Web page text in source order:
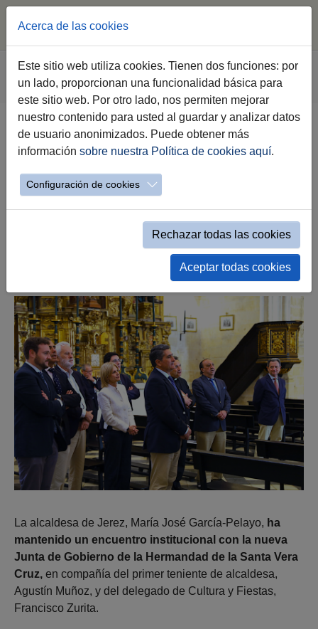
Saltar al contenido principal
Estás aquí:
Jerez.es Especiales
La Semana Santa
Evento simple Novedades Semana Santa
La alcaldesa estrecha lazos de
colaboración con la nueva Junta
de Gobierno de la Hermandad de
La alcaldesa de Jerez, María José García-Pelayo, ha
mantenido un encuentro institucional con la nueva
Junta de Gobierno de la Hermandad de la Santa Vera
Cruz, en compañía del primer teniente de alcaldesa,
Agustín Muñoz, y del delegado de Cultura y Fiestas,
Francisco Zurita.
Acerca de las cookies
Este sitio web utiliza cookies. Tienen dos funciones: por
un lado, proporcionan una funcionalidad básica para
este sitio web. Por otro lado, nos permiten mejorar
nuestro contenido para usted al guardar y analizar datos
de usuario anonimizados. Puede obtener más
información sobre nuestra Política de cookies aquí.
Configuración de cookies
Rechazar todas las cookies
Aceptar todas cookies